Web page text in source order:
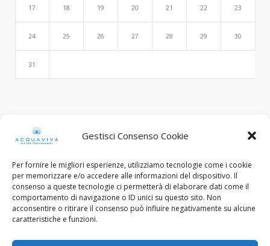
Gestisci Consenso Cookie
Per fornire le migliori esperienze, utilizziamo tecnologie come i cookie
per memorizzare e/o accedere alle informazioni del dispositivo. Il
consenso a queste tecnologie ci permetterà di elaborare dati come il
comportamento di navigazione o ID unici su questo sito. Non
acconsentire o ritirare il consenso può influire negativamente su alcune
caratteristiche e funzioni.
17 18 19 20 21 22 23
24 25 26 27 28 29 30
31